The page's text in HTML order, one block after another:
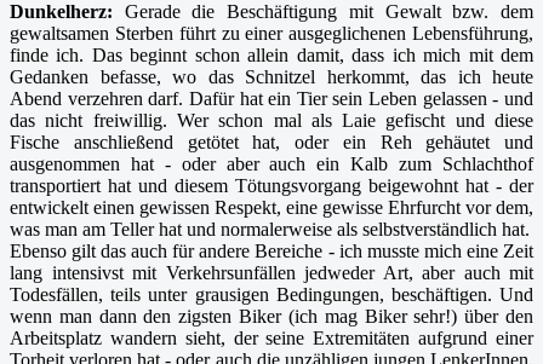
Dunkelherz: Gerade die Beschäftigung mit Gewalt bzw. dem
gewaltsamen Sterben führt zu einer ausgeglichenen Lebensführung,
finde ich. Das beginnt schon allein damit, dass ich mich mit dem
Gedanken befasse, wo das Schnitzel herkommt, das ich heute
Abend verzehren darf. Dafür hat ein Tier sein Leben gelassen - und
das nicht freiwillig. Wer schon mal als Laie gefischt und diese
Fische anschließend getötet hat, oder ein Reh gehäutet und
ausgenommen hat - oder aber auch ein Kalb zum Schlachthof
transportiert hat und diesem Tötungsvorgang beigewohnt hat - der
entwickelt einen gewissen Respekt, eine gewisse Ehrfurcht vor dem,
was man am Teller hat und normalerweise als selbstverständlich hat.
Ebenso gilt das auch für andere Bereiche - ich musste mich eine Zeit
lang intensivst mit Verkehrsunfällen jedweder Art, aber auch mit
Todesfällen, teils unter grausigen Bedingungen, beschäftigen. Und
wenn man dann den zigsten Biker (ich mag Biker sehr!) über den
Arbeitsplatz wandern sieht, der seine Extremitäten aufgrund einer